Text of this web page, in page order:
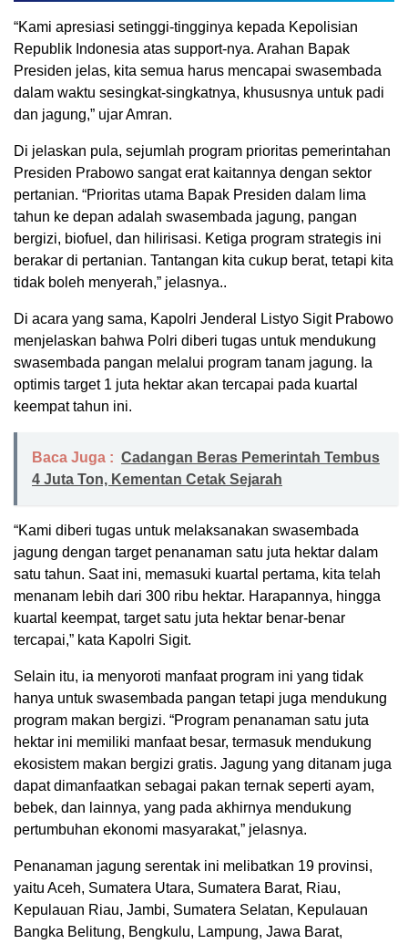
“Kami apresiasi setinggi-tingginya kepada Kepolisian
Republik Indonesia atas support-nya. Arahan Bapak
Presiden jelas, kita semua harus mencapai swasembada
dalam waktu sesingkat-singkatnya, khususnya untuk padi
dan jagung,” ujar Amran.
Di jelaskan pula, sejumlah program prioritas pemerintahan
Presiden Prabowo sangat erat kaitannya dengan sektor
pertanian. “Prioritas utama Bapak Presiden dalam lima
tahun ke depan adalah swasembada jagung, pangan
bergizi, biofuel, dan hilirisasi. Ketiga program strategis ini
berakar di pertanian. Tantangan kita cukup berat, tetapi kita
tidak boleh menyerah,” jelasnya..
Di acara yang sama, Kapolri Jenderal Listyo Sigit Prabowo
menjelaskan bahwa Polri diberi tugas untuk mendukung
swasembada pangan melalui program tanam jagung. Ia
optimis target 1 juta hektar akan tercapai pada kuartal
keempat tahun ini.
Baca Juga : Cadangan Beras Pemerintah Tembus
4 Juta Ton, Kementan Cetak Sejarah
“Kami diberi tugas untuk melaksanakan swasembada
jagung dengan target penanaman satu juta hektar dalam
satu tahun. Saat ini, memasuki kuartal pertama, kita telah
menanam lebih dari 300 ribu hektar. Harapannya, hingga
kuartal keempat, target satu juta hektar benar-benar
tercapai,” kata Kapolri Sigit.
Selain itu, ia menyoroti manfaat program ini yang tidak
hanya untuk swasembada pangan tetapi juga mendukung
program makan bergizi. “Program penanaman satu juta
hektar ini memiliki manfaat besar, termasuk mendukung
ekosistem makan bergizi gratis. Jagung yang ditanam juga
dapat dimanfaatkan sebagai pakan ternak seperti ayam,
bebek, dan lainnya, yang pada akhirnya mendukung
pertumbuhan ekonomi masyarakat,” jelasnya.
Penanaman jagung serentak ini melibatkan 19 provinsi,
yaitu Aceh, Sumatera Utara, Sumatera Barat, Riau,
Kepulauan Riau, Jambi, Sumatera Selatan, Kepulauan
Bangka Belitung, Bengkulu, Lampung, Jawa Barat,